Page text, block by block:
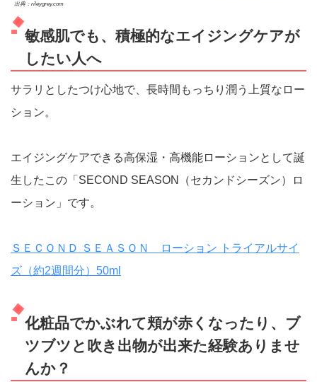
出典：rileygrey.com
敏感肌でも、積極的なエイジングケアが
したい人へ
サラリとしたつけ心地で、長時間もっちり潤う上質なロー
ション。
エイジングケアできる高保湿・高機能ローションとして誕
生したこの「SECOND SEASON（セカンドシーズン）ロ
ーション」です。
ＳＥＣＯＮＤ ＳＥＡＳＯＮ ローション トライアルサイ
ズ（約2週間分）50ml
化粧品でかぶれて頬が赤くなったり、ブ
ツブツと吹き出物が出来た経験ありませ
んか？